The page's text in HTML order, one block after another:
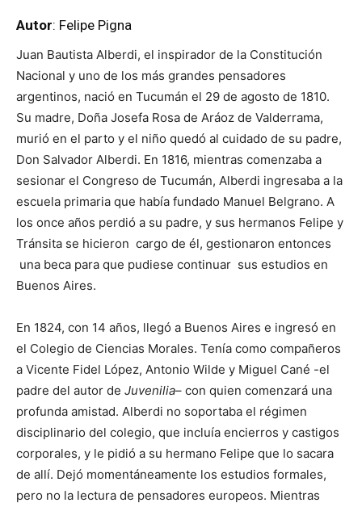
Autor: Felipe Pigna
Juan Bautista Alberdi, el inspirador de la Constitución
Nacional y uno de los más grandes pensadores
argentinos, nació en Tucumán el 29 de agosto de 1810.
Su madre, Doña Josefa Rosa de Aráoz de Valderrama,
murió en el parto y el niño quedó al cuidado de su padre,
Don Salvador Alberdi. En 1816, mientras comenzaba a
sesionar el Congreso de Tucumán, Alberdi ingresaba a la
escuela primaria que había fundado Manuel Belgrano. A
los once años perdió a su padre, y sus hermanos Felipe y
Tránsita se hicieron cargo de él, gestionaron entonces
una beca para que pudiese continuar sus estudios en
Buenos Aires.
En 1824, con 14 años, llegó a Buenos Aires e ingresó en
el Colegio de Ciencias Morales. Tenía como compañeros
a Vicente Fidel López, Antonio Wilde y Miguel Cané -el
padre del autor de Juvenilia– con quien comenzará una
profunda amistad. Alberdi no soportaba el régimen
disciplinario del colegio, que incluía encierros y castigos
corporales, y le pidió a su hermano Felipe que lo sacara
de allí. Dejó momentáneamente los estudios formales,
pero no la lectura de pensadores europeos. Mientras